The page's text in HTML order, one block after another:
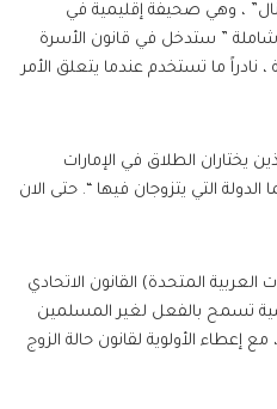
، وهي صحيفة إقليمية في
” ستدخل في قانون الأسرة
نادراً ما تستخدم عندما يتعلق الأمر
يختاران الطلاق في الإمارات
الدولة التي يتزوجان فيها “. حتى الان
1 من (الإمارات العربية المتحدة) القانون الاتحادي
الشخصية تسمح بالفعل لغير المسلمين
إعطاء الأولوية لقانون حالة الزوج